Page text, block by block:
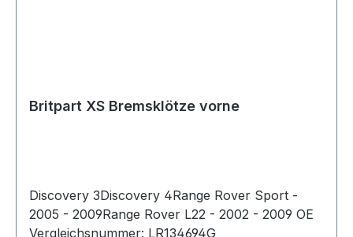
Britpart XS Bremsklötze vorne
Discovery 3Discovery 4Range Rover Sport -
2005 - 2009Range Rover L22 - 2002 - 2009 OE
Vergleichsnummer: LR134694G